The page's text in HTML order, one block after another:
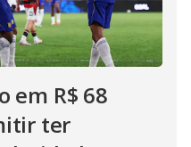
em R$ 68
ter